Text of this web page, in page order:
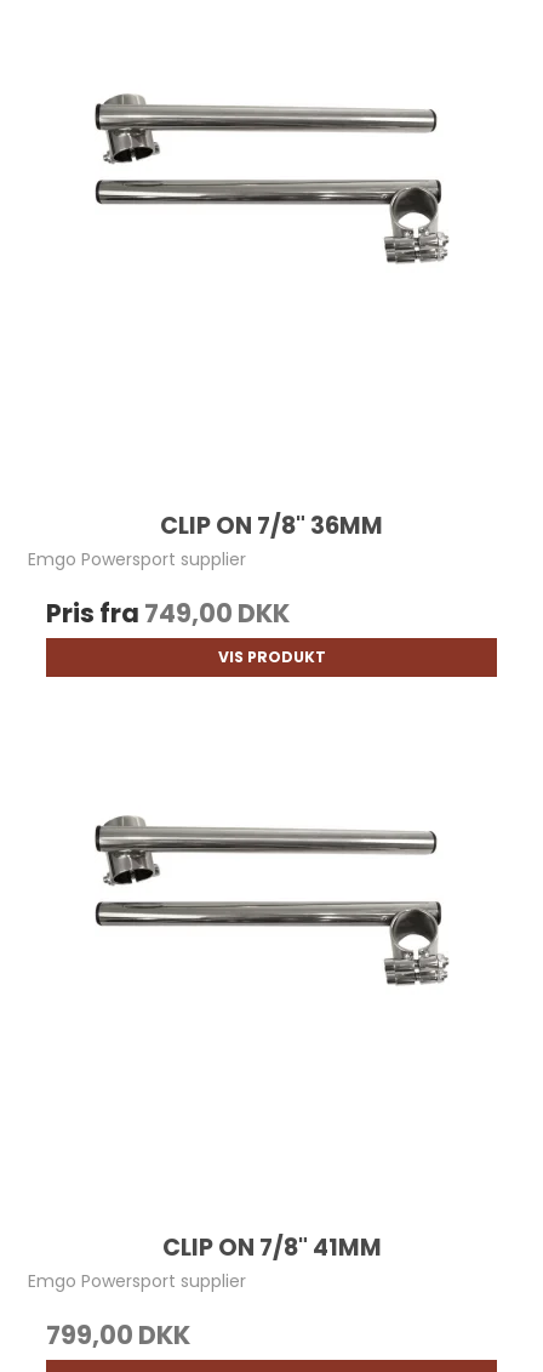
CLIP ON 7/8" 36MM
Emgo Powersport supplier
Pris fra 749,00 DKK
VIS PRODUKT
CLIP ON 7/8" 41MM
Emgo Powersport supplier
799,00 DKK